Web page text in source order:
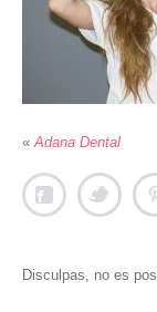
«Adana Dental
Disculpas, no es